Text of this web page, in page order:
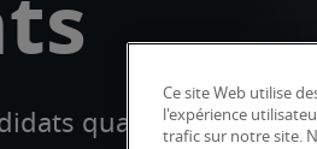
qualifiés, des
Ce site Web utilise
l'expérience
trafic sur notre site.